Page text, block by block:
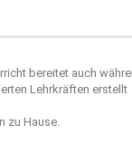
bereitet auch
Lehrkräften
zu Hause.